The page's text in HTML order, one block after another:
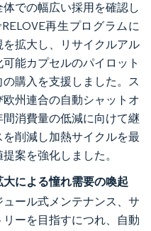
での幅広い採用を確認し
再生プログラムに
拡大し、リサイクルアル
能カプセルのパイロット
購入を支援しました。ス
州連合の自動シャットオ
消費量の低減に向けて継
削減し加熱サイクルを最
案を強化しました。
による憧れ需要の喚起
ール式メンテナンス、サ
ーを目指すにつれ、自動